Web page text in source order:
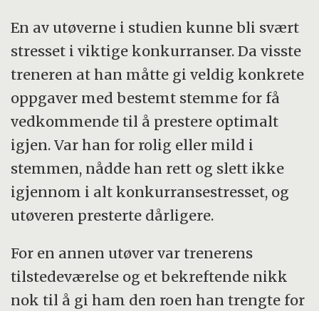
En av utøverne i studien kunne bli svært
stresset i viktige konkurranser. Da visste
treneren at han måtte gi veldig konkrete
oppgaver med bestemt stemme for få
vedkommende til å prestere optimalt
igjen. Var han for rolig eller mild i
stemmen, nådde han rett og slett ikke
igjennom i alt konkurransestresset, og
utøveren presterte dårligere.
For en annen utøver var trenerens
tilstedeværelse og et bekreftende nikk
nok til å gi ham den roen han trengte for